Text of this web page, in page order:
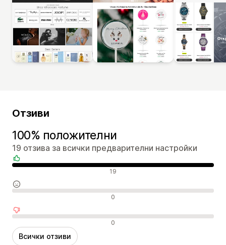
Отзиви
100% положителни
19 отзива за всички предварителни настройки
Положителни отзиви 19
Неутрални отзиви 0
Отрицателни отзиви 0
Всички отзиви